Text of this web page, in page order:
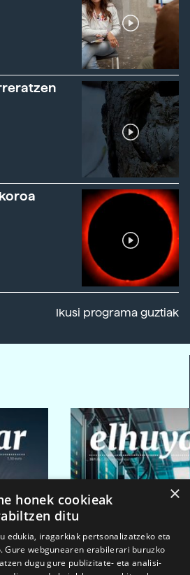
Ikusi programa guztiak
×
honek cookieak
ditu
edukia, iragarkiak pertsonalizatzeko eta
Gure webgunearen erabilerari buruzko
dugu gure publizitate- eta analisi-